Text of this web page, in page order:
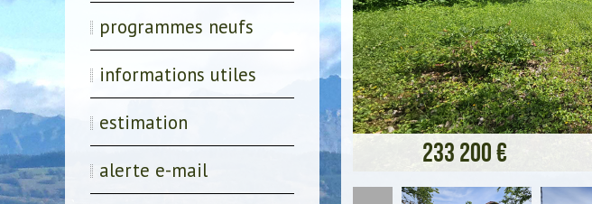
programmes neufs
informations utiles
estimation
alerte e-mail
233 200 €